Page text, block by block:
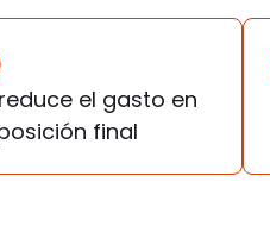
el gasto en
final